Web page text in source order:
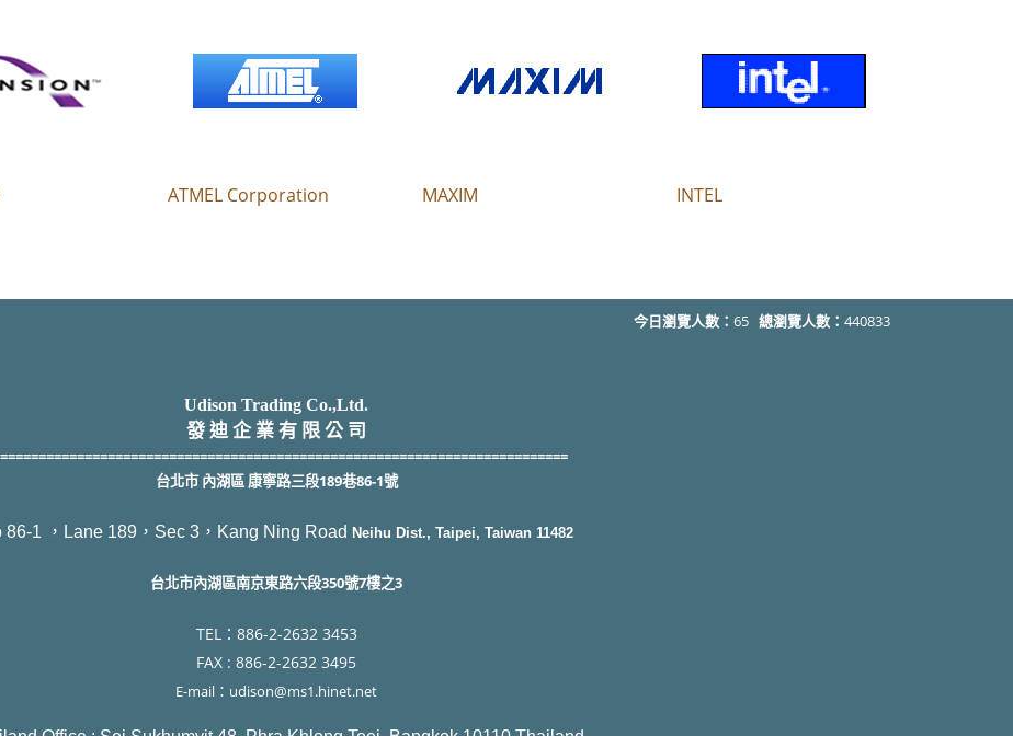
ATMEL Corporation MAXIM INTEL
今日瀏覽人數： 65 總瀏覽人數： 440833
Udison Trading Co.,Ltd.
發 迪 企 業 有 限 公 司
台北市 內湖區 康寧路三段189巷86-1號
86-1 ，Lane 189，Sec 3，Kang Ning Road Neihu Dist., Taipei, Taiwan 11482
台北市內湖區南京東路六段350號7樓之3
TEL：886-2-2632 3453
FAX : 886-2-2632 3495
E-mail：udison@ms1.hinet.net